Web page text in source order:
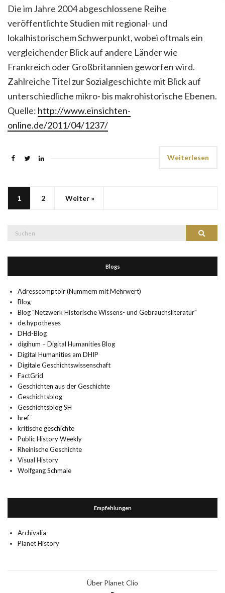
Die im Jahre 2004 abgeschlossene Reihe
veröffentlichte Studien mit regional- und
lokalhistorischem Schwerpunkt, wobei oftmals ein
vergleichender Blick auf andere Länder wie
Frankreich oder Großbritannien geworfen wird.
Zahlreiche Titel zur Sozialgeschichte mit Blick auf
unterschiedliche mikro- bis makrohistorische Ebenen.
Quelle: http://www.einsichten-
online.de/2011/04/1237/
Weiterlesen
1 2 Weiter »
Suchen
Blogs
Adresscomptoir (Nummern mit Mehrwert)
Blog
Blog "Netzwerk Historische Wissens- und Gebrauchsliteratur"
de.hypotheses
DHd-Blog
digihum – Digital Humanities Blog
Digital Humanities am DHIP
Digitale Geschichtswissenschaft
FactGrid
Geschichten aus der Geschichte
Geschichtsblog
Geschichtsblog SH
href
kritische geschichte
Public History Weekly
Rheinische Geschichte
Visual History
Wolfgang Schmale
Empfehlungen
Archivalia
Planet History
Über Planet Clio